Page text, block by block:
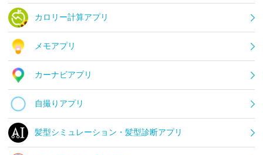
カロリー計算アプリ
メモアプリ
カーナビアプリ
自撮りアプリ
髪型シミュレーション・髪型診断アプリ